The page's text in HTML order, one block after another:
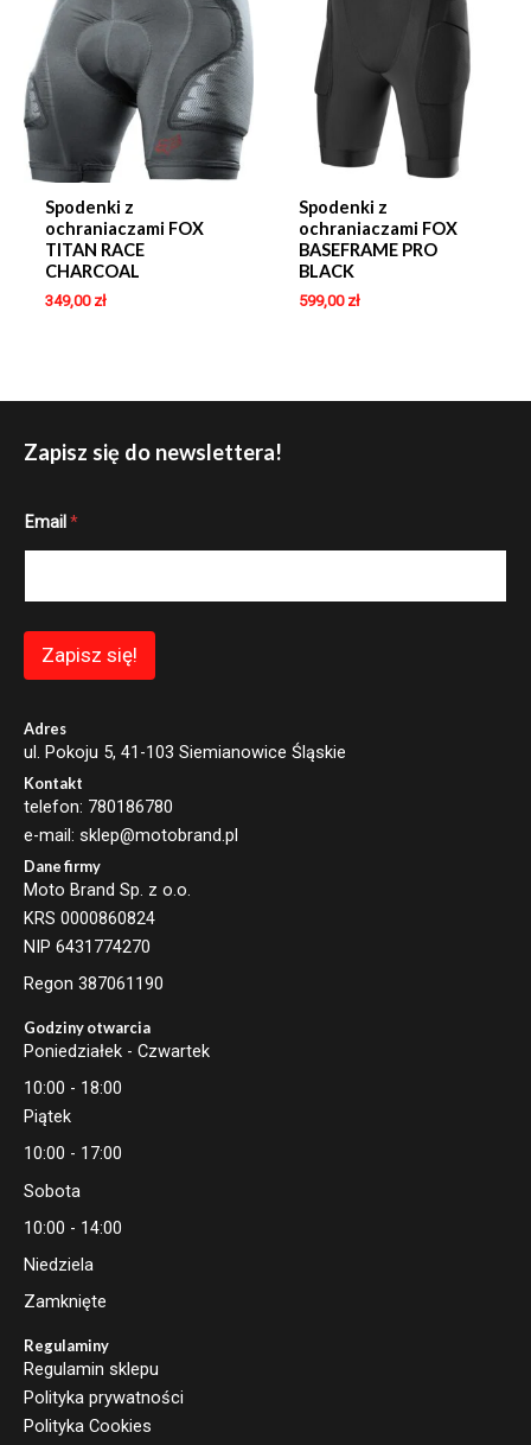
Spodenki z
ochraniaczami FOX
TITAN RACE
CHARCOAL
349,00 zł
Spodenki z
ochraniaczami FOX
BASEFRAME PRO
BLACK
599,00 zł
Zapisz się do newslettera!
E
l
i
Email *
Zapisz się!
Adres
ul. Pokoju 5, 41-103 Siemianowice Śląskie
Kontakt
telefon: 780186780
e-mail: sklep@motobrand.pl
Dane firmy
Moto Brand Sp. z o.o.
KRS 0000860824
NIP 6431774270
Regon 387061190
Godziny otwarcia
Poniedziałek - Czwartek
10:00 - 18:00
Piątek
10:00 - 17:00
Sobota
10:00 - 14:00
Niedziela
Zamknięte
Regulaminy
Regulamin sklepu
Polityka prywatności
Polityka Cookies